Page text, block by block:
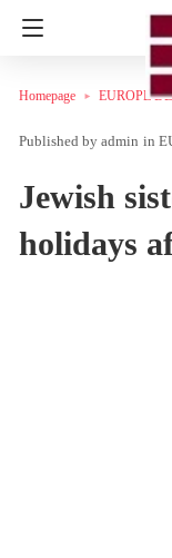
Homepage EUROPE
admin in
Jewish
holidays